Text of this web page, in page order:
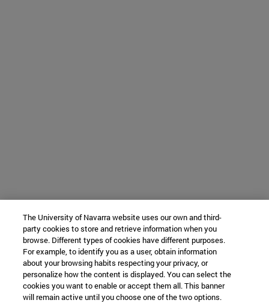
The University of Navarra website uses our own and third-
party cookies to store and retrieve information when you
browse. Different types of cookies have different purposes.
For example, to identify you as a user, obtain information
about your browsing habits respecting your privacy, or
personalize how the content is displayed. You can select the
cookies you want to enable or accept them all. This banner
will remain active until you choose one of the two options.